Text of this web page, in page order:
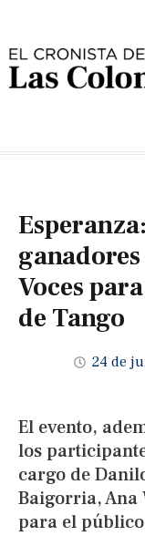
Voces
de Tango
24 de
El evento,
los
cargo de
Baigorria, Ana
para el